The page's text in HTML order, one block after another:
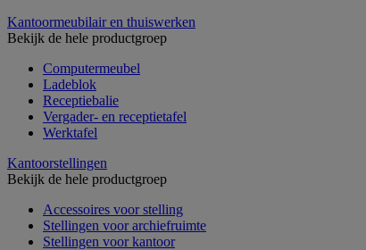
Kantoormeubilair en thuiswerken
Bekijk de hele productgroep
Computermeubel
Ladeblok
Receptiebalie
Vergader- en receptietafel
Werktafel
Kantoorstellingen
Bekijk de hele productgroep
Accessoires voor stelling
Stellingen voor archiefruimte
Stellingen voor kantoor